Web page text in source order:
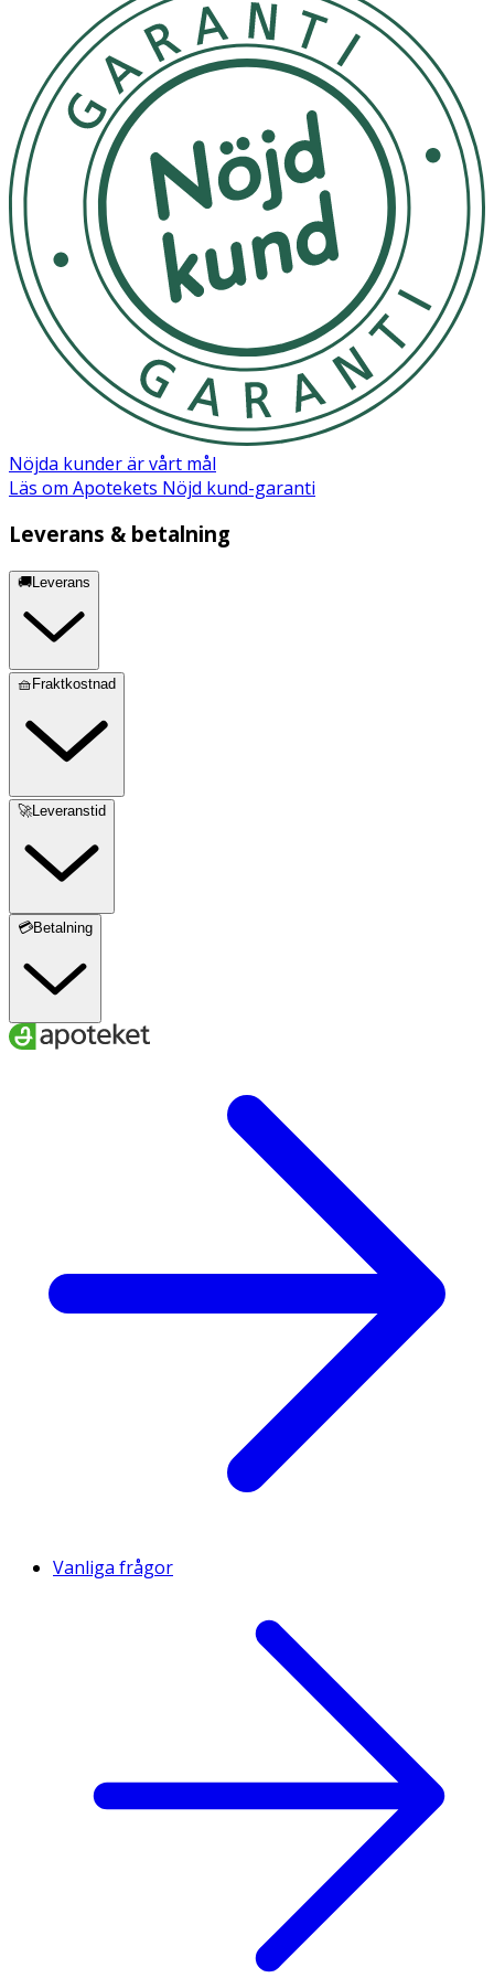
3 gånger om dagen. Används endast under överinseende
av vuxen eller läkare. Kontakta läkare om det inte har
blivit någon förbättring efter 3 dagar eller om du känner
dig sämre.
Förvaras torrt och svalt i rumstemperatur och skyddat
från solljus.
OK för gravida och ammande:
Ja
Ingredienser:
0,5% lidokainhydroklorid i glycerol (vattenfri).
Nöjda kunder är vårt mål
Läs om Apotekets Nöjd kund-garanti
Leverans & betalning
🚚Leverans
🧺Fraktkostnad
🚀Leveranstid
💳Betalning
Vanliga frågor